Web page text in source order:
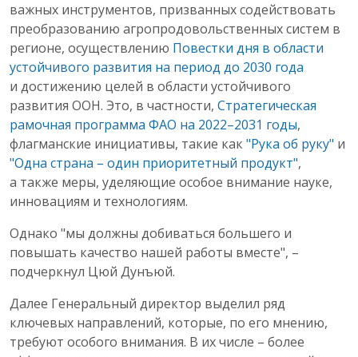
важных инструментов, призванных содействовать
преобразованию агропродовольственных систем в
регионе, осуществлению Повестки дня в области
устойчивого развития на период до 2030 года
и достижению целей в области устойчивого
развития ООН. Это, в частности, Стратегическая
рамочная программа ФАО на 2022–2031 годы,
флагманские инициативы, такие как"Рука об руку" и
"Одна страна – один приоритетный продукт",
а также меры, уделяющие особое внимание науке,
инновациям и технологиям.
Однако "мы должны добиваться большего и
повышать качество нашей работы вместе", –
подчеркнул Цюй Дунъюй.
Далее Генеральный директор выделил ряд
ключевых направлений, которые, по его мнению,
требуют особого внимания. В их числе – более